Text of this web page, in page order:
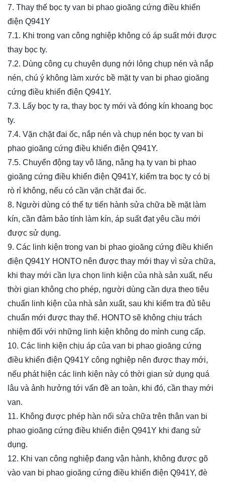
7. Thay thế bọc ty van bi phao gioăng cứng điều khiển
điện Q941Y
7.1. Khi trong van công nghiệp không có áp suất mới được
thay bọc ty.
7.2. Dùng công cụ chuyên dụng nới lỏng chụp nén và nắp
nén, chú ý không làm xước bề mặt ty van bi phao gioăng
cứng điều khiển điện Q941Y.
7.3. Lấy bọc ty ra, thay bọc ty mới và đóng kín khoang bọc
ty.
7.4. Vặn chặt đai ốc, nắp nén và chụp nén bọc ty van bi
phao gioăng cứng điều khiển điện Q941Y.
7.5. Chuyển động tay vô lăng, nâng hạ ty van bi phao
gioăng cứng điều khiển điện Q941Y, kiểm tra bọc ty có bị
rò rỉ không, nếu có cần vặn chặt đai ốc.
8. Người dùng có thể tự tiến hành sửa chữa bề mặt làm
kín, cần đảm bảo tính làm kín, áp suất đạt yêu cầu mới
được sử dụng.
9. Các linh kiện trong van bi phao gioăng cứng điều khiển
điện Q941Y HONTO nên được thay mới thay vì sửa chữa,
khi thay mới cần lựa chọn linh kiện của nhà sản xuất, nếu
thời gian không cho phép, người dùng cần dựa theo tiêu
chuẩn linh kiện của nhà sản xuất, sau khi kiểm tra đủ tiêu
chuẩn mới được thay thế. HONTO sẽ không chịu trách
nhiệm đối với những linh kiện không do mình cung cấp.
10. Các linh kiện chịu áp của van bi phao gioăng cứng
điều khiển điện Q941Y công nghiệp nên được thay mới,
nếu phát hiện các linh kiện này có thời gian sử dụng quá
lâu và ảnh hưởng tới vấn đề an toàn, khi đó, cần thay mới
van.
11. Không được phép hàn nối sửa chữa trên thân van bi
phao gioăng cứng điều khiển điện Q941Y khi đang sử
dụng.
12. Khi van công nghiệp đang vận hành, không được gõ
vào van bi phao gioăng cứng điều khiển điện Q941Y, đè